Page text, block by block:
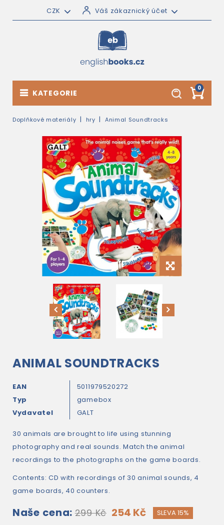
CZK Váš zákaznický účet
0
KATEGORIE
Doplňkové materiály hry Animal Soundtracks
ANIMAL SOUNDTRACKS
EAN
5011979520272
Typ
gamebox
Vydavatel
GALT
30 animals are brought to life using stunning
photography and real sounds. Match the animal
recordings to the photographs on the game boards.
Contents: CD with recordings of 30 animal sounds, 4
game boards, 40 counters.
Naše cena: 299 Kč 254 Kč SLEVA 15%